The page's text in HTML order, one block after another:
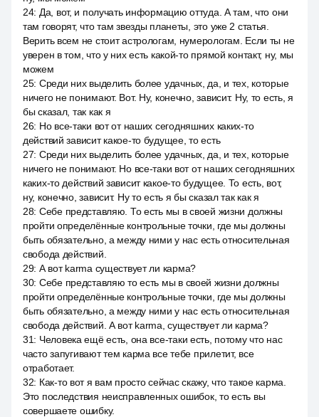
24: Да, вот, и получать информацию оттуда. А там, что они
там говорят, что там звезды планеты, это уже 2 статья.
Верить всем не стоит астрологам, нумерологам. Если ты не
уверен в том, что у них есть какой-то прямой контакт, ну, мы
можем
25: Среди них выделить более удачных, да, и тех, которые
ничего не понимают. Вот. Ну, конечно, зависит. Ну, то есть, я
бы сказал, так как я
26: Но все-таки вот от наших сегодняшних каких-то
действий зависит какое-то будущее, то есть
27: Среди них выделить более удачных, да, и тех, которые
ничего не понимают. Но все-таки вот от наших сегодняшних
каких-то действий зависит какое-то будущее. То есть, вот,
ну, конечно, зависит. Ну то есть я бы сказал так как я
28: Себе представляю. То есть мы в своей жизни должны
пройти определённые контрольные точки, где мы должны
быть обязательно, а между ними у нас есть относительная
свобода действий.
29: А вот karma существует ли карма?
30: Себе представляю то есть мы в своей жизни должны
пройти определённые контрольные точки, где мы должны
быть обязательно, а между ними у нас есть относительная
свобода действий. А вот karma, существует ли карма?
31: Человека ещё есть, она все-таки есть, потому что нас
часто запугивают тем карма все тебе прилетит, все
отработает.
32: Как-то вот я вам просто сейчас скажу, что такое карма.
Это последствия неисправленных ошибок, то есть вы
совершаете ошибку.